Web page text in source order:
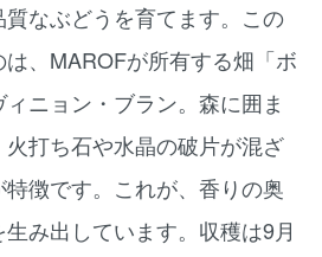
なぶどうを育てます。この
、MAROFが所有する畑「ボ
ニョン・ブラン。森に囲ま
打ち石や水晶の破片が混ざ
徴です。これが、香りの奥
み出しています。収穫は9月